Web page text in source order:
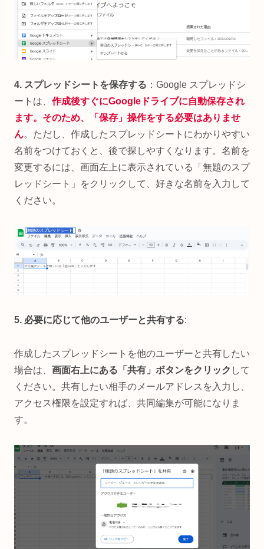
4. スプレッドシートを保存する ：Google スプレッドシ
ートは、 作成後すぐにGoogleドライブに自動保存され
ます。そのため、「保存」操作をする必要はありませ
ん。ただし、作成したスプレッドシートにわかりやすい
名前をつけておくと、後で探しやすくなります。名前を
変更するには、画面左上に表示されている「無題のスプ
レッドシート」をクリックして、好きな名前を入力して
ください。
5. 必要に応じて他のユーザーと共有する:
作成したスプレッドシートを他のユーザーと共有したい
場合は、 画面右上にある「共有」ボタンをクリック して
ください。共有したい相手のメールアドレスを入力し、
アクセス権限を設定すれば、共同編集が可能になりま
す。